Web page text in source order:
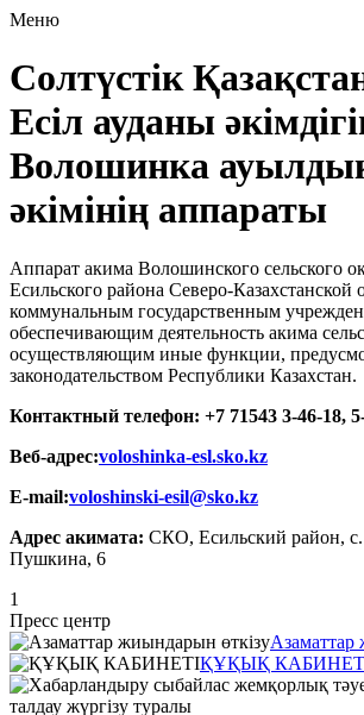
Меню
Солтүстік
Есіл ауданы
Волошинка
әкімінің аппараты
Аппарат акима Волошинского сельского
Есильского района Северо-Казахстанской
коммунальным государственным
обеспечивающим деятельность акима
осуществляющим иные функции,
законодательством Республики Казахстан.
Контактный телефон: +7 71543 3-46-18,
Веб-адрес:voloshinka-esl.sko.kz
E-mail:voloshinski-esil@sko.kz
Адрес акимата: СКО, Есильский район,
Пушкина, 6
1
Пресс центр
Азаматтар
ҚҰҚЫҚ